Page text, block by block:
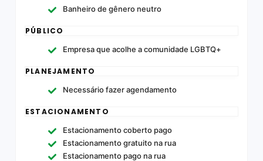
Banheiro de gênero neutro
PÚBLICO
Empresa que acolhe a comunidade LGBTQ+
PLANEJAMENTO
Necessário fazer agendamento
ESTACIONAMENTO
Estacionamento coberto pago
Estacionamento gratuito na rua
Estacionamento pago na rua